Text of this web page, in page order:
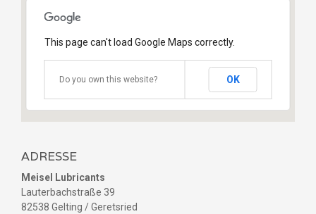
This page can't load Google Maps correctly.
Do you own this website? OK
ADRESSE
Meisel Lubricants
Lauterbachstraße 39
82538 Gelting / Geretsried